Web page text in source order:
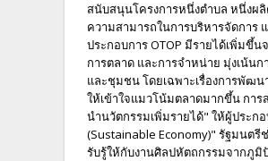
สนับสนุนโครงการหนึ่งตำบล หนึ่งผ
ความสามารถในการบริหารจัดการ
ประกอบการ OTOP มีรายได้เพิ่มขึ้
การตลาด และการจำหน่าย มุ่งเน้น
และชุมชน โดยเฉพาะเรื่องการพัฒ
ให้เข้าใจแมวโน้มตลาดมากขึ้น กา
นำนวัตกรรมเพิ่มรายได้" ให้ผู้ประก
(Sustainable Economy)" รัฐมนตรี
รับรู้ให้กับงานศิลปหัตถกรรมจากภู